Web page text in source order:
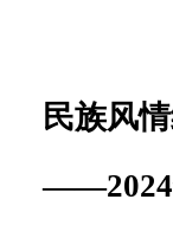
民族风
——2024